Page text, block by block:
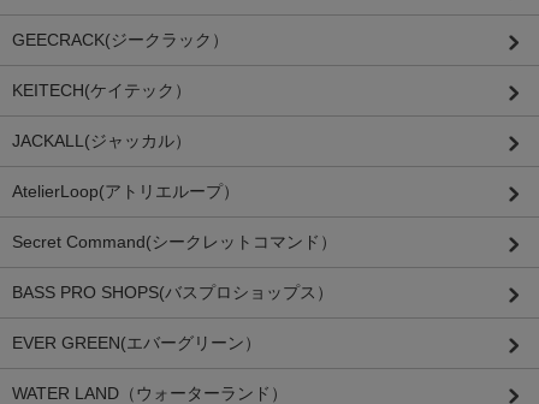
GEECRACK(ジークラック）
KEITECH(ケイテック）
JACKALL(ジャッカル）
AtelierLoop(アトリエループ）
Secret Command(シークレットコマンド）
BASS PRO SHOPS(バスプロショップス）
EVER GREEN(エバーグリーン）
WATER LAND（ウォーターランド）